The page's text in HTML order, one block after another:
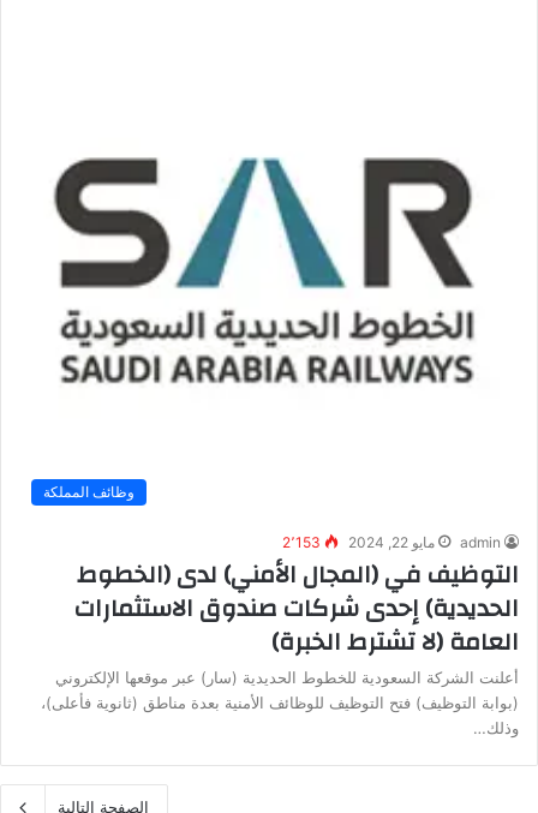
وظائف المملكة
admin مايو 22, 2024 2٬153
التوظيف في (المجال الأمني) لدى (الخطوط
الحديدية) إحدى شركات صندوق الاستثمارات
العامة (لا تشترط الخبرة)
أعلنت الشركة السعودية للخطوط الحديدية (سار) عبر موقعها الإلكتروني
(بوابة التوظيف) فتح التوظيف للوظائف الأمنية بعدة مناطق (ثانوية فأعلى)،
وذلك…
الصفحة التالية